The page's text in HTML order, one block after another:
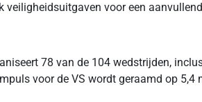
voor een
78 van de 104 wedstrijden,
voor de VS wordt geraamd op